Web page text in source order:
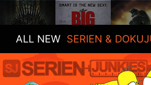
ALL NEW SERIEN &